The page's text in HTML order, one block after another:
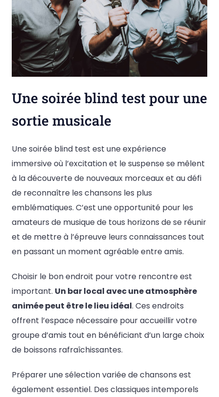
Une soirée blind test pour une
sortie musicale
Une soirée blind test est une expérience
immersive où l’excitation et le suspense se mêlent
à la découverte de nouveaux morceaux et au défi
de reconnaître les chansons les plus
emblématiques. C’est une opportunité pour les
amateurs de musique de tous horizons de se réunir
et de mettre à l’épreuve leurs connaissances tout
en passant un moment agréable entre amis.
Choisir le bon endroit pour votre rencontre est
important. Un bar local avec une atmosphère
animée peut être le lieu idéal. Ces endroits
offrent l’espace nécessaire pour accueillir votre
groupe d’amis tout en bénéficiant d’un large choix
de boissons rafraîchissantes.
Préparer une sélection variée de chansons est
également essentiel. Des classiques intemporels